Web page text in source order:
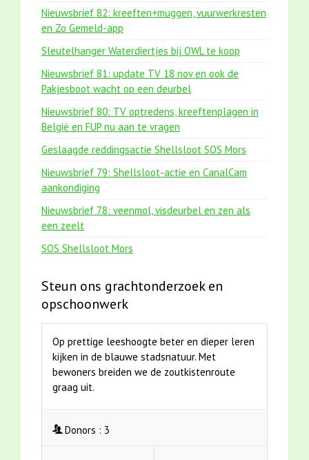
Nieuwsbrief 82: kreeften+muggen, vuurwerkresten
en Zo Gemeld-app
Sleutelhanger Waterdiertjes bij OWL te koop
Nieuwsbrief 81: update TV 18 nov en ook de
Pakjesboot wacht op een deurbel
Nieuwsbrief 80: TV optredens, kreeftenplagen in
België en FUP nu aan te vragen
Geslaagde reddingsactie Shellsloot SOS Mors
Nieuwsbrief 79: Shellsloot-actie en CanalCam
aankondiging
Nieuwsbrief 78: veenmol, visdeurbel en zen als
een zeelt
SOS Shellsloot Mors
Steun ons grachtonderzoek en
opschoonwerk
Op prettige leeshoogte beter en dieper leren
kijken in de blauwe stadsnatuur. Met
bewoners breiden we de zoutkistenroute
graag uit.
Donors : 3